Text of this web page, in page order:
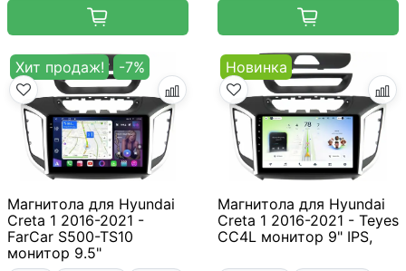
Хит продаж! -7%
Магнитола для Hyundai
Creta 1 2016-2021 -
FarCar S500-TS10
монитор 9.5"
Новинка
Магнитола для Hyundai
Creta 1 2016-2021 - Teyes
CC4L монитор 9" IPS,